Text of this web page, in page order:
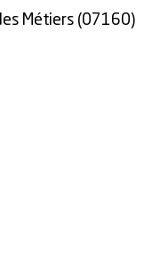
Métiers (07160)